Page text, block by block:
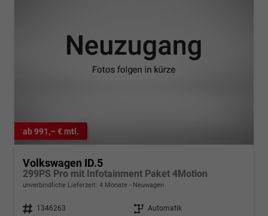
ab 991,– € mtl.
Volkswagen ID.5
299PS Pro mit Infotainment Paket 4Motion
unverbindliche Lieferzeit: 4 Monate Neuwagen
Fahrzeugnr. 1346263 Getriebe Automatik